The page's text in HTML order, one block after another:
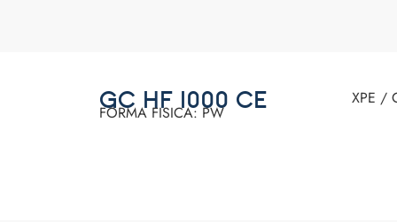
GC HF 1000 CE
FORMA FISICA: PW
XPE /